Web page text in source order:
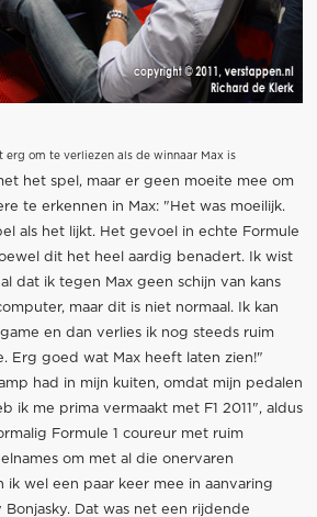
erg om te verliezen als de winnaar Max is
het spel, maar er geen moeite mee om
te erkennen in Max: "Het was moeilijk.
als het lijkt. Het gevoel in echte Formule
dit het heel aardig benadert. Ik wist
dat ik tegen Max geen schijn van kans
maar dit is niet normaal. Ik kan
en dan verlies ik nog steeds ruim
Erg goed wat Max heeft laten zien!"
had in mijn kuiten, omdat mijn pedalen
ik me prima vermaakt met F1 2011", aldus
Formule 1 coureur met ruim
om met al die onervaren
ik wel een paar keer mee in aanvaring
Bonjasky. Dat was net een rijdende